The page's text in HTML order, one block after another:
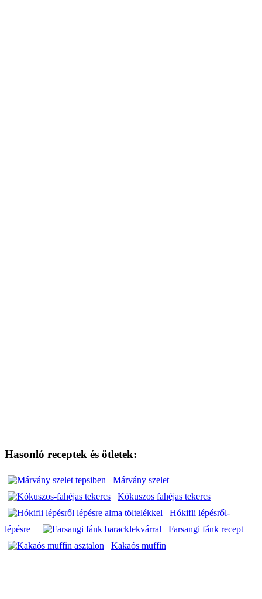
Hasonló receptek és ötletek:
Márvány szelet
Kókuszos fahéjas tekercs
Hókifli lépésről-
lépésre
Farsangi fánk recept
Kakaós muffin